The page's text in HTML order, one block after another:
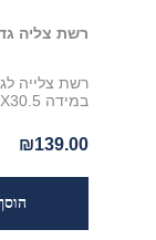
רשת צליה
רשת צלייה
במידה 56X30.5 ס"מ
₪139.00